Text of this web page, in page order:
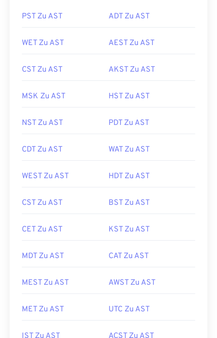
PST Zu AST ADT Zu AST
WET Zu AST AEST Zu AST
CST Zu AST AKST Zu AST
MSK Zu AST HST Zu AST
NST Zu AST PDT Zu AST
CDT Zu AST WAT Zu AST
WEST Zu AST HDT Zu AST
CST Zu AST BST Zu AST
CET Zu AST KST Zu AST
MDT Zu AST CAT Zu AST
MEST Zu AST AWST Zu AST
MET Zu AST UTC Zu AST
IST Zu AST ACST Zu AST